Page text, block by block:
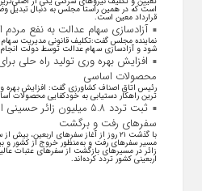
است که در همین راستا مجلس به دنبال تبدیل
قرارداد معین است.
آزادسازی سهام عدالت به نفع مردم
نماینده مجلس گفت:تکلیف قانونی مدیریت سهام
شود و آزادسازی سهام عدالت توسط دولت انجام
افزایش بهره وری تولید راه حلی
محصولات اساسی
رئیس اتاق اصناف کشاورزی گفت: افزایش بهره
ترین راهکار دستیابی به خودکفایی محصولات
ثبت تردد ۵.۸ میلیون زائر
سفرهای رفت و برگشت
زائر در مسیرهای بازگشت از سفرهای عتبات
اربعینی کشور تردد کرده‌اند.